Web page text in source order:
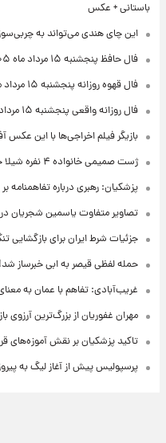
باستانی + عکس
این چای هندی می‌تواند به
فال حافظ پنجشنبه ۱۵ مرداد ماه ۱۴۰۵
فال قهوه روزانه پنجشنبه ۱۵ مرداد ماه ۱۴۰۵
فال روزانه واقعی پنجشنبه ۱۵ مرداد ۱۴۰۵
بازیگر فیلم اخراجی‌ها با این
ژست صمیمی خانواده ۴ نفره شیلا خداداد پربازدید شد + عکس
پزشکیان: رهبری درباره
تصاویر متفاوت یاسمین شجریان
جزئیات شرط ایران برای بازگشایی
حمله لفظی قیصر به ابی خبرساز
غریب‌آبادی: تفاهم با عمان به
مهران غفوریان از بزرگ‌ترین آرزوی
تاکید پزشکیان بر نقش آموزه‌های
پرسپولیس پیش از آغاز لیگ به